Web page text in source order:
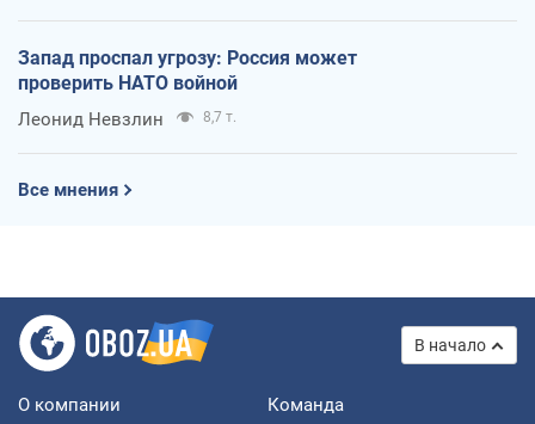
Запад проспал угрозу: Россия может
проверить НАТО войной
Леонид Невзлин 8,7 т.
Все мнения
В начало
О компании Команда